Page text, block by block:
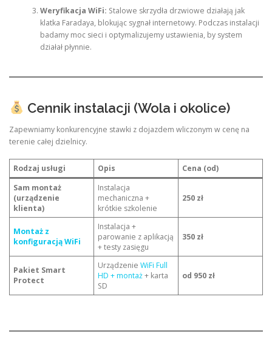
Weryfikacja WiFi: Stalowe skrzydła drzwiowe działają jak
klatka Faradaya, blokując sygnał internetowy. Podczas instalacji
badamy moc sieci i optymalizujemy ustawienia, by system
działał płynnie.
Cennik instalacji (Wola i okolice)
Zapewniamy konkurencyjne stawki z dojazdem wliczonym w cenę na
terenie całej dzielnicy.
Rodzaj usługi Opis
Cena (od)
Sam montaż
(urządzenie
klienta)
Instalacja
mechaniczna +
krótkie szkolenie
250 zł
Montaż z
konfiguracją WiFi
Instalacja +
parowanie z aplikacją
+ testy zasięgu
350 zł
Pakiet Smart
Protect
UrządzenieWiFi Full
HD + montaż+ karta
SD
od 950 zł